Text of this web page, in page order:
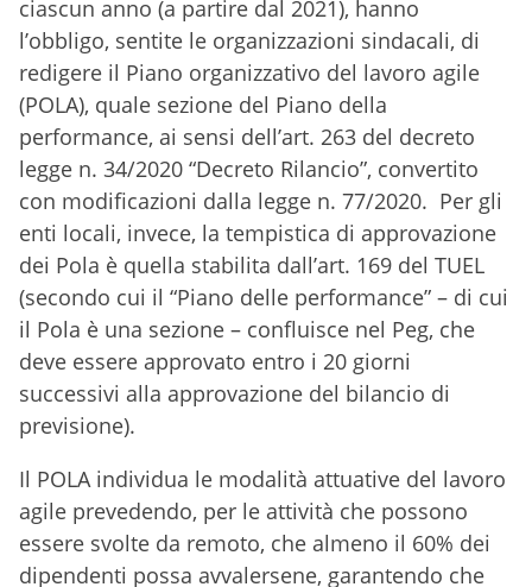
ciascun anno (a partire dal 2021), hanno
l’obbligo, sentite le organizzazioni sindacali, di
redigere il Piano organizzativo del lavoro agile
(POLA), quale sezione del Piano della
performance, ai sensi dell’art. 263 del decreto
legge n. 34/2020 “Decreto Rilancio”, convertito
con modificazioni dalla legge n. 77/2020. Per gli
enti locali, invece, la tempistica di approvazione
dei Pola è quella stabilita dall’art. 169 del TUEL
(secondo cui il “Piano delle performance” – di cui
il Pola è una sezione – confluisce nel Peg, che
deve essere approvato entro i 20 giorni
successivi alla approvazione del bilancio di
previsione).
Il POLA individua le modalità attuative del lavoro
agile prevedendo, per le attività che possono
essere svolte da remoto, che almeno il 60% dei
dipendenti possa avvalersene, garantendo che